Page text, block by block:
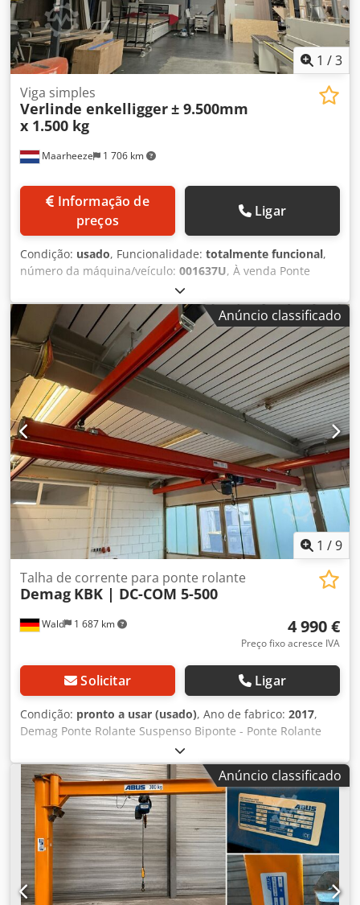
1 /3
Maarheeze 1 706 km
Viga simples
Verlinde enkelligger± 9.500mm
x 1.500 kg
preços
Ligar
Condição: usado, Funcionalidade: totalmente funcional,
número da máquina/veículo: 001637U, À venda Ponte
rolante monoviga Verlinde usada, aprox. 9.500 mm x 1.500
kg Podemos fornecer os guindastes opcionalmente com: *
Ajuste de comprimento * Montagem e inspeção * Trilhos
de alimentação elétrica * Controle remoto por rádio Jan
Reiling B.V. também fornece pontes rolantes novas
totalmente sob medida a preços muito competitivos: *
pontes rolantes * pontes suspensas * guindastes de braço
giratório * instalações KBK * guinchos para barcos Todas
as nossas pontes rolantes novas e usadas fornecidas (NL e
BE) são entregues com garantia! Além disso, mantemos um
estoque próprio de cerca de 15.000 peças Demag. Cjdeygh
Ibspfx Adwjrf Para mais informações, acesse o site da Jan
Reiling B.V. Palavras-chave: Guindastes, ponte rolante,
ponte rolante de oficina, ponte rolante para armazém,
talha, hallenkrane, brückenkrane, werkstattkrane,
lagerkrane, hebezeuge, cranes, universal crane, hoist,
ponte rolante, laufkrane, overhead crane. Enke
Anúncio classificado
1 /9
Wald 1 687 km
Talha de corrente para ponte rolante
Demag KBK | DC-COM 5-500
4 990 €
Preço fixo acresce IVA
Solicitar Ligar
Condição: pronto a usar (usado), Ano de fabrico: 2017,
Demag Ponte Rolante Suspenso Biponte - Ponte Rolante
Suspensa Livro de inspeção disponível! Ponte rolante
suspensa biponte: Crsdsx Eikyopfx Adwjf Fabricante: Liebl
Kranbau GmbH Capacidade de carga: 500 kg Ano de
fabricação: 2017 Distância entre centros dos trilhos do
guindaste: 4.500 mm Comprimento: aprox. 6 m Largura:
aprox. 5,13 m Talha de Corrente: Fabricante: Demag
Modelo: DC-COM 5-500 Ano de fabricação: 2017
Capacidade de elevação: 500 kg Velocidade de elevação
fina: 1,1 m/min Velocidade de elevação principal: 4,5
m/min Curso do gancho: 4 m Você está convidado a
Anúncio classificado